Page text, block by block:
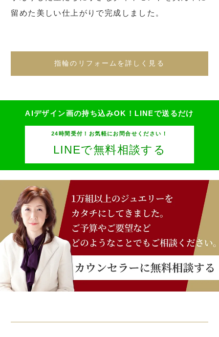
留めた美しい仕上がりで完成しました。
指輪のリフォームを詳しく見る
AIデザイン画の持ち込みOK！ LINEで送るだけ
24時間受付！お気軽にお問合せください！
LINEで無料相談する